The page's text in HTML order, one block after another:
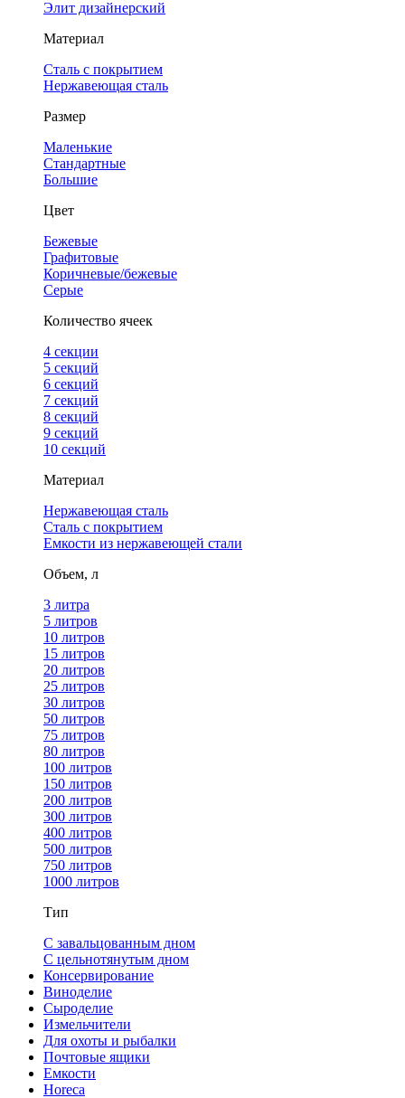
Элит дизайнерский
Материал
Сталь с покрытием
Нержавеющая сталь
Размер
Маленькие
Стандартные
Большие
Цвет
Бежевые
Графитовые
Коричневые/бежевые
Серые
Количество ячеек
4 cекции
5 секций
6 секций
7 секций
8 секций
9 секций
10 секций
Материал
Нержавеющая сталь
Сталь с покрытием
Емкости из нержавеющей стали
Объем, л
3 литра
5 литров
10 литров
15 литров
20 литров
25 литров
30 литров
50 литров
75 литров
80 литров
100 литров
150 литров
200 литров
300 литров
400 литров
500 литров
750 литров
1000 литров
Тип
С завальцованным дном
С цельнотянутым дном
Консервирование
Виноделие
Сыроделие
Измельчители
Для охоты и рыбалки
Почтовые ящики
Емкости
Horeca